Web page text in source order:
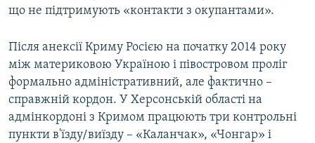
що не підтримують «контакти з окупантами».
Після анексії Криму Росією на початку 2014 року
між материковою Україною і півостровом проліг
формально адміністративний, але фактично –
справжній кордон. У Херсонській області на
адмінкордоні з Кримом працюють три контрольні
пункти в'їзду/виїзду – «Каланчак», «Чонгар» і